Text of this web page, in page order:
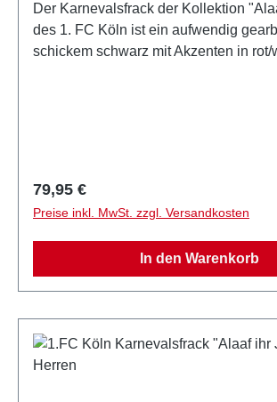
Der Karnevalsfrack der Kollektion
des 1. FC Köln ist ein aufwendig
schickem schwarz mit Akzenten in rot/
Regulärer Preis:
79,95 €
Preise inkl. MwSt. zzgl. Versandkosten
In den Warenkorb